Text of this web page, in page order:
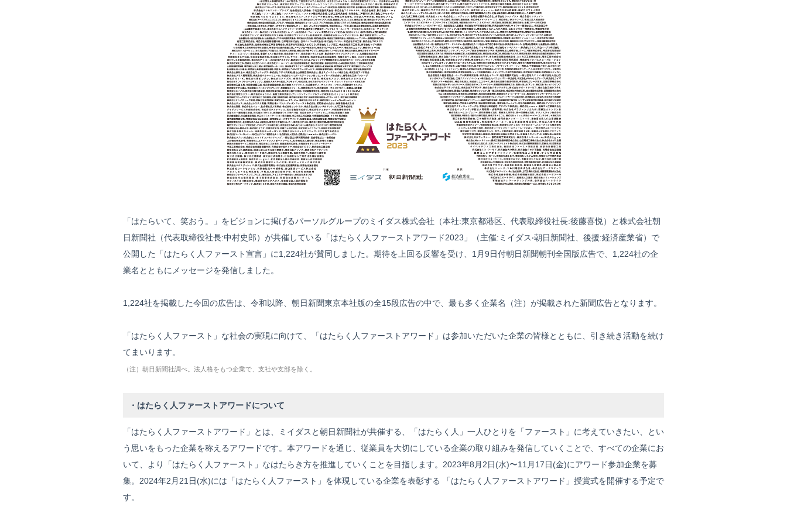
「はたらいて、笑おう。」をビジョンに掲げるパーソルグループのミイダス株式会社（本社:東京都港区、代表取締役社長:後藤喜悦）と株式会社朝
日新聞社（代表取締役社長:中村史郎）が共催している「はたらく人ファーストアワード2023」（主催:ミイダス‧朝日新聞社、後援:経済産業省）で
公開した「はたらく人ファースト宣言」に1,224社が賛同しました。期待を上回る反響を受け、1月9日付朝日新聞朝刊全国版広告で、1,224社の企
業名とともにメッセージを発信しました。
1,224社を掲載した今回の広告は、令和以降、朝日新聞東京本社版の全15段広告の中で、最も多く企業名（注）が掲載された新聞広告となります。
「はたらく人ファースト」な社会の実現に向けて、「はたらく人ファーストアワード」は参加いただいた企業の皆様とともに、引き続き活動を続け
てまいります。
（注）朝日新聞社調べ。法人格をもつ企業で、支社や支部を除く。
・はたらく人ファーストアワードについて
「はたらく人ファーストアワード」とは、ミイダスと朝日新聞社が共催する、「はたらく人」一人ひとりを「ファースト」に考えていきたい、とい
う思いをもった企業を称えるアワードです。本アワードを通じ、従業員を大切にしている企業の取り組みを発信していくことで、すべての企業にお
いて、より「はたらく人ファースト」なはたらき方を推進していくことを目指します。2023年8月2日(水)〜11月17日(金)にアワード参加企業を募
集。2024年2月21日(水)には「はたらく人ファースト」を体現している企業を表彰する 「はたらく人ファーストアワード」授賞式を開催する予定で
す。